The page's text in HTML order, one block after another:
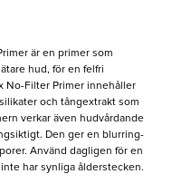
är en primer som
hud, för en felfri
No-Filter Primer innehåller
och tångextrakt som
verkar även hudvårdande
Den ger en blurring-
Använd dagligen för en
har synliga ålderstecken.